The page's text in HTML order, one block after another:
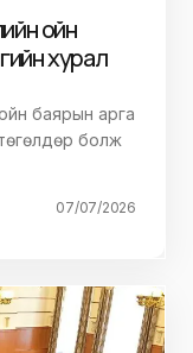
ойн
хурал
баярын арга
болж
07/07/2026